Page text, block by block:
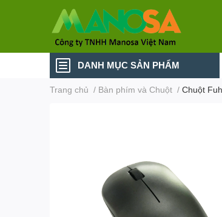
DANH MỤC SẢN PHẨM
Trang chủ / Bàn phím và Chuột / Chuột